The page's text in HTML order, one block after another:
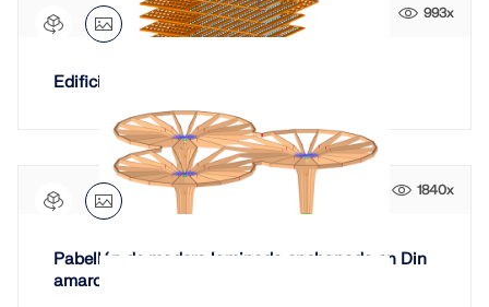
993x
Edificio "Crocodile" en Lokstadt, Winterthur
1840x
Pabellón de madera laminada enchapada en Din
amarca